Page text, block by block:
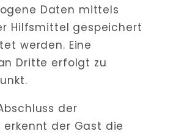
Daten mittels
Hilfsmittel gespeichert
werden. Eine
Dritte erfolgt zu
der
erkennt der Gast die